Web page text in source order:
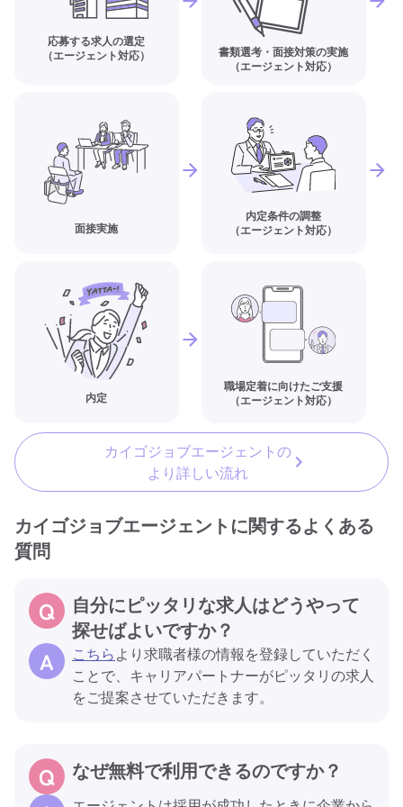
応募する求人の選定
（エージェント対応）
書類選考・面接対策の実施
（エージェント対応）
面接実施
内定条件の調整
（エージェント対応）
内定
職場定着に向けたご支援
（エージェント対応）
カイゴジョブエージェントの
より詳しい流れ
カイゴジョブエージェントに関するよくある
質問
自分にピッタリな求人はどうやって
探せばよいですか？
こちらより求職者様の情報を登録していただく
ことで、キャリアパートナーがピッタリの求人
をご提案させていただきます。
なぜ無料で利用できるのですか？